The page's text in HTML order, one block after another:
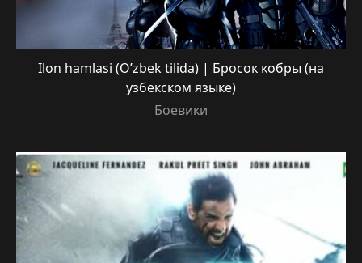
Ilon hamlasi (O’zbek tilida) | Бросок кобры (на
узбекском языке)
Боевики